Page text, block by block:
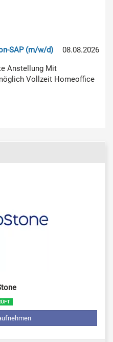
08.08.2026
SAP (m/w/d)
Anstellung Mit
Vollzeit Homeoffice